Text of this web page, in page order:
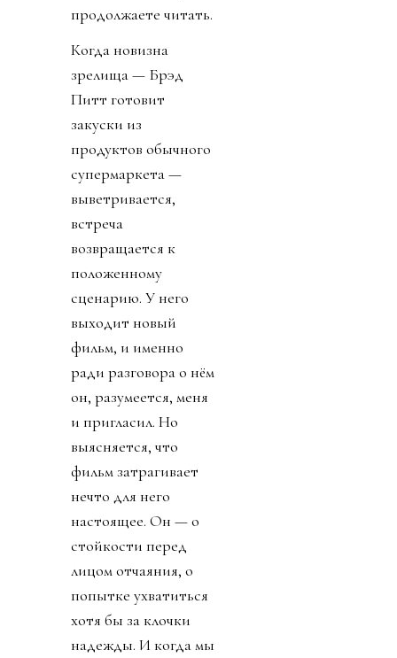
продолжаете читать.
Когда новизна
зрелища — Брэд
Питт готовит
закуски из
продуктов обычного
супермаркета —
выветривается,
встреча
возвращается к
положенному
сценарию. У него
выходит новый
фильм, и именно
ради разговора о нём
он, разумеется, меня
и пригласил. Но
выясняется, что
фильм затрагивает
нечто для него
настоящее. Он — о
стойкости перед
лицом отчаяния, о
попытке ухватиться
хотя бы за клочки
надежды. И когда мы